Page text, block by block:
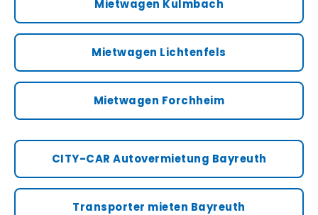
Mietwagen Kulmbach
Mietwagen Lichtenfels
Mietwagen Forchheim
CITY-CAR Autovermietung Bayreuth
Transporter mieten Bayreuth